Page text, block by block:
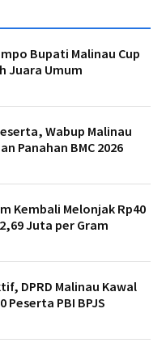
Bupati Malinau Cup
Juara Umum
Wabup Malinau
Panahan BMC 2026
Kembali Melonjak Rp40
Juta per Gram
DPRD Malinau Kawal
Peserta PBI BPJS